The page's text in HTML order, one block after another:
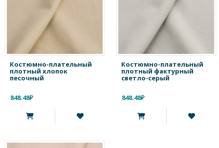
Костюмно-плательный
плотный хлопок
песочный
848.48₽
Костюмно-плательный
плотный фактурный
светло-серый
848.48₽